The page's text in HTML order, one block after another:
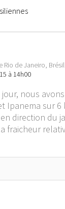
Rio de Janeiro, Brésil
à 14h00
nous
Ipanema sur
direction du
fraicheur